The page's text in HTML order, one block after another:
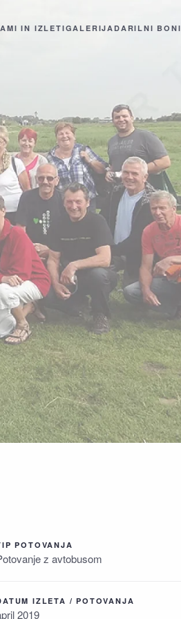
IN IZLETIGALERIJADARILNI BONI
POTOVANJA
z avtobusom
IZLETA / POTOVANJA
2019